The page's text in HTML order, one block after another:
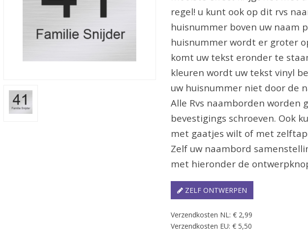
regel! u kunt ook op dit rvs
huisnummer boven uw naam
huisnummer wordt er groter
komt uw tekst eronder te
kleuren wordt uw tekst vinyl
uw huisnummer niet door de
Alle Rvs naamborden worden
bevestigings schroeven. Ook
met gaatjes wilt of met
Zelf uw naambord
met hieronder de
ZELF ONTWERPEN
Verzendkosten NL: € 2,99
Verzendkosten EU: € 5,50